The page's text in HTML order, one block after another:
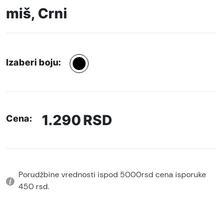
miš, Crni
Izaberi boju:
Cena: 1.290RSD
Porudžbine vrednosti ispod 5000rsd cena isporuke
450 rsd.